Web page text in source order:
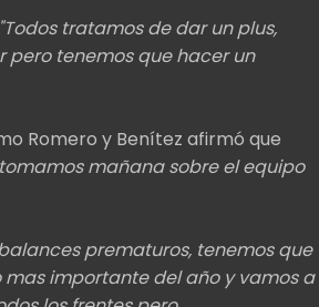
tratamos de dar un plus,
tenemos que hacer un
Romero y Benítez afirmó que
mañana sobre el equipo
prematuros, tenemos que
importante del año y vamos a